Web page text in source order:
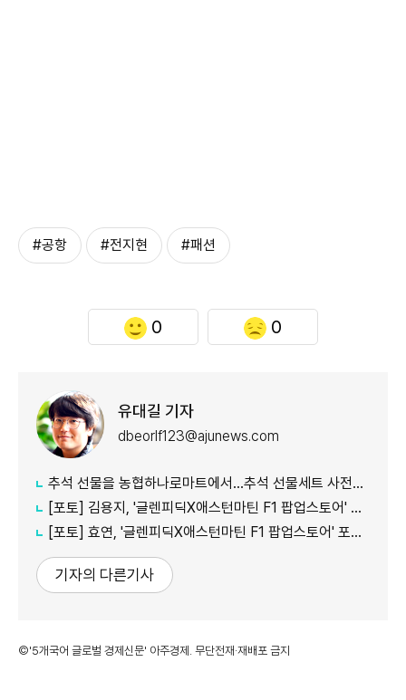
#공항 #전지현 #패션
0 0
유대길 기자
dbeorlf123@ajunews.com
추석 선물을 농협하나로마트에서…추석 선물세트 사전예약 실시
[포토] 김용지, '글렌피딕X애스턴마틴 F1 팝업스토어' 포토콜 참석
[포토] 효연, '글렌피딕X애스턴마틴 F1 팝업스토어' 포토콜 참석
기자의 다른기사
©'5개국어 글로벌 경제신문' 아주경제. 무단전재·재배포 금지